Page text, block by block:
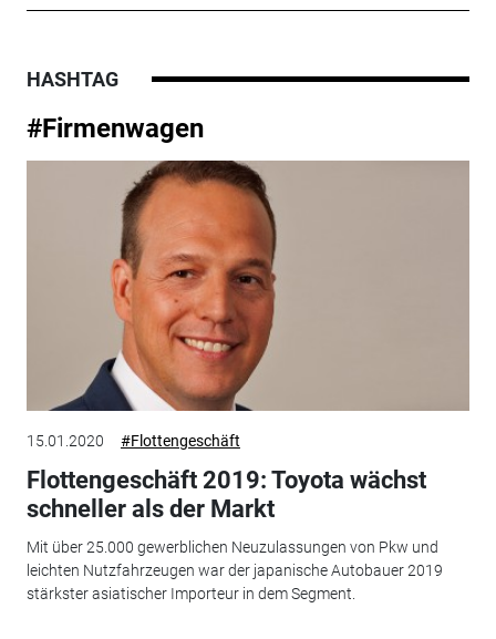
HASHTAG
#Firmenwagen
15.01.2020 #Flottengeschäft
Flottengeschäft 2019: Toyota wächst
schneller als der Markt
Mit über 25.000 gewerblichen Neuzulassungen von Pkw und
leichten Nutzfahrzeugen war der japanische Autobauer 2019
stärkster asiatischer Importeur in dem Segment.